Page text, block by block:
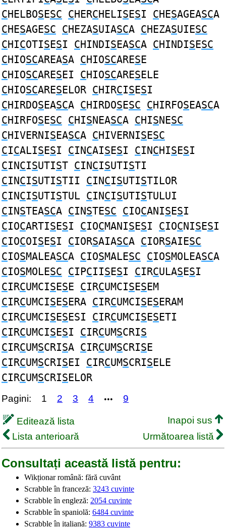
CHELBOSESC CHERCHELISESI CHESAGEASCA
CHESAGESC CHEZASUIASCA CHEZASUIESC
CHICOTISESI CHINDISEASCA CHINDISESC
CHIOSCAREASA CHIOSCARESE
CHIOSCARESEI CHIOSCARESELE
CHIOSCARESELOR CHIRCISESI
CHIRDOSEASCA CHIRDOSESC CHIRFOSEASCA
CHIRFOSESC CHISNEASCA CHISNESC
CHIVERNISEASCA CHIVERNISESC
CICALISESI CINCAISESI CINCHISESI
CINCISUTIST CINCISUTISTI
CINCISUTISTII CINCISUTISTILOR
CINCISUTISTUL CINCISUTISTULUI
CINSTEASCA CINSTESC CIOCANISESI
CIOCARTISESI CIOCMANISESI CIOCNISESI
CIOCOISESI CIORSAIASCA CIORSAIESC
CIOSMALEASCA CIOSMALESC CIOSMOLEASCA
CIOSMOLESC CIPCIISESI CIRCULASESI
CIRCUMCISESE CIRCUMCISESEM
CIRCUMCISESERA CIRCUMCISESERAM
CIRCUMCISESESI CIRCUMCISESETI
CIRCUMCISESI CIRCUMSCRIS
CIRCUMSCRISA CIRCUMSCRISE
CIRCUMSCRISEI CIRCUMSCRISELE
CIRCUMSCRISELOR
Pagini: 1 2 3 4 ••• 9
Editează lista
Inapoi sus
Lista anterioară
Următoarea listă
Consultați această listă pentru:
Wikționar română: fără cuvânt
Scrabble în franceză: 3243 cuvinte
Scrabble în engleză: 2054 cuvinte
Scrabble în spaniolă: 6484 cuvinte
Scrabble în italiană: 9383 cuvinte